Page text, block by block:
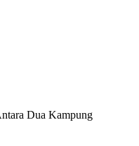
Dua Kampung